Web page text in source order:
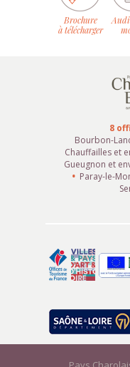
Brochure
à télécharger
8
Bourbon-
Chauffailles et
Gueugnon et
Paray-le-